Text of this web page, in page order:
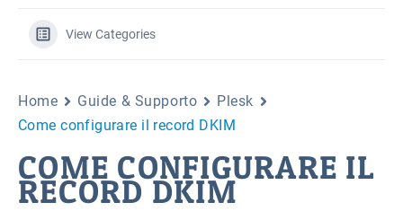
View Categories
Home Guide & Supporto
Plesk
Come configurare il record DKIM
COME CONFIGURARE IL
RECORD DKIM